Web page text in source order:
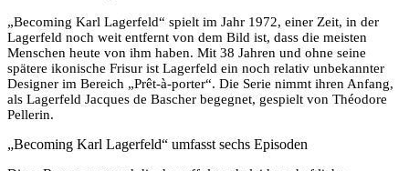
„Becoming Karl Lagerfeld“ spielt im Jahr 1972, einer Zeit, in der
Lagerfeld noch weit entfernt von dem Bild ist, dass die meisten
Menschen heute von ihm haben. Mit 38 Jahren und ohne seine
spätere ikonische Frisur ist Lagerfeld ein noch relativ unbekannter
Designer im Bereich „Prêt-à-porter“. Die Serie nimmt ihren Anfang,
als Lagerfeld Jacques de Bascher begegnet, gespielt von Théodore
Pellerin.
„Becoming Karl Lagerfeld“ umfasst sechs Episoden